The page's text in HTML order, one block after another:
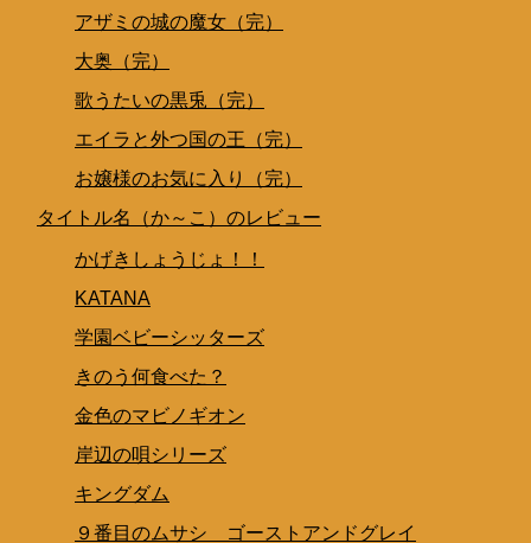
アザミの城の魔女（完）
大奥（完）
歌うたいの黒兎（完）
エイラと外つ国の王（完）
お嬢様のお気に入り（完）
タイトル名（か～こ）のレビュー
かげきしょうじょ！！
KATANA
学園ベビーシッターズ
きのう何食べた？
金色のマビノギオン
岸辺の唄シリーズ
キングダム
９番目のムサシ ゴーストアンドグレイ